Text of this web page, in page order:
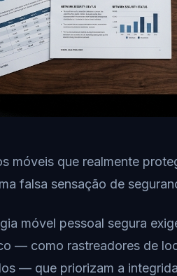
móveis que realmente
falsa sensação de
móvel pessoal segura
— como rastreadores de
— que priorizam a